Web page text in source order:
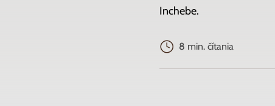
Inchebe.
8 min. čítania